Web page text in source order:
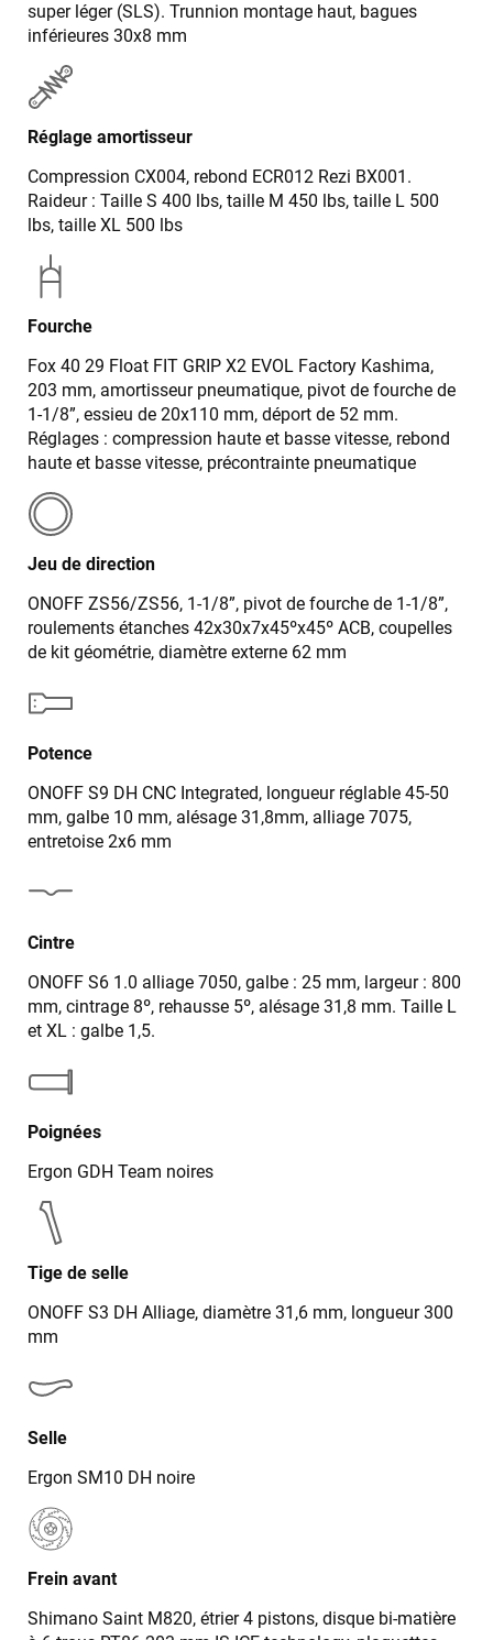
super léger (SLS). Trunnion montage haut, bagues
inférieures 30x8 mm
Réglage amortisseur
Compression CX004, rebond ECR012 Rezi BX001.
Raideur : Taille S 400 lbs, taille M 450 lbs, taille L 500
lbs, taille XL 500 lbs
Fourche
Fox 40 29 Float FIT GRIP X2 EVOL Factory Kashima,
203 mm, amortisseur pneumatique, pivot de fourche de
1-1/8”, essieu de 20x110 mm, déport de 52 mm.
Réglages : compression haute et basse vitesse, rebond
haute et basse vitesse, précontrainte pneumatique
Jeu de direction
ONOFF ZS56/ZS56, 1-1/8”, pivot de fourche de 1-1/8”,
roulements étanches 42x30x7x45ºx45º ACB, coupelles
de kit géométrie, diamètre externe 62 mm
Potence
ONOFF S9 DH CNC Integrated, longueur réglable 45-50
mm, galbe 10 mm, alésage 31,8mm, alliage 7075,
entretoise 2x6 mm
Cintre
ONOFF S6 1.0 alliage 7050, galbe : 25 mm, largeur : 800
mm, cintrage 8º, rehausse 5º, alésage 31,8 mm. Taille L
et XL : galbe 1,5.
Poignées
Ergon GDH Team noires
Tige de selle
ONOFF S3 DH Alliage, diamètre 31,6 mm, longueur 300
mm
Selle
Ergon SM10 DH noire
Frein avant
Shimano Saint M820, étrier 4 pistons, disque bi-matière
Garde en octobre 2024 et, dès le départ, j'ai été très satisfait